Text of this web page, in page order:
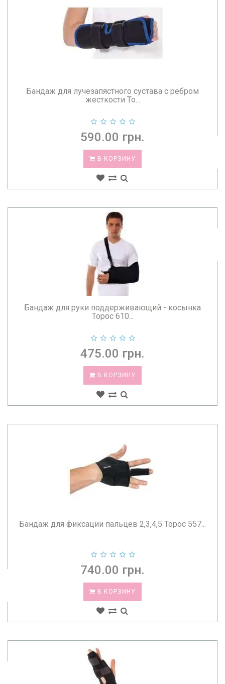
Бандаж для лучезапястного сустава с ребром
жесткости То...
590.00 грн.
В КОРЗИНУ
Бандаж для руки поддерживающий - косынка
Торос 610...
475.00 грн.
В КОРЗИНУ
Бандаж для фиксации пальцев 2,3,4,5 Торос 557...
740.00 грн.
В КОРЗИНУ